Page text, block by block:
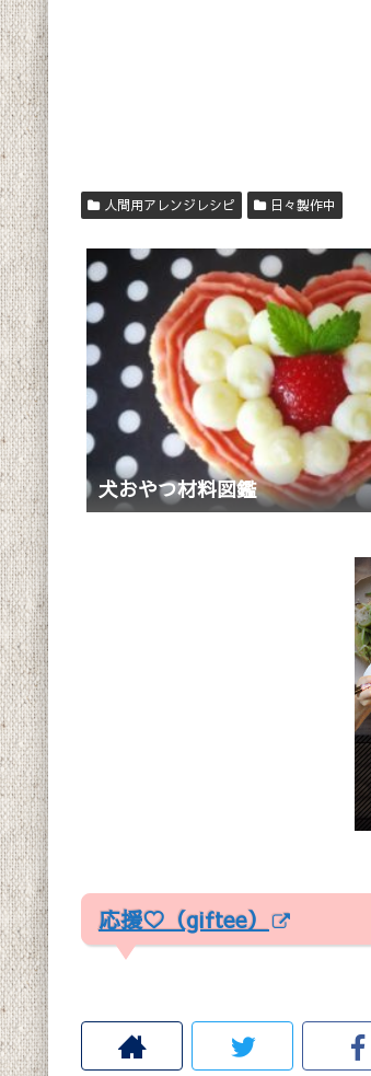
人間用アレンジレシピ 日々製作中
犬おやつ材料図鑑
応援♡（giftee）